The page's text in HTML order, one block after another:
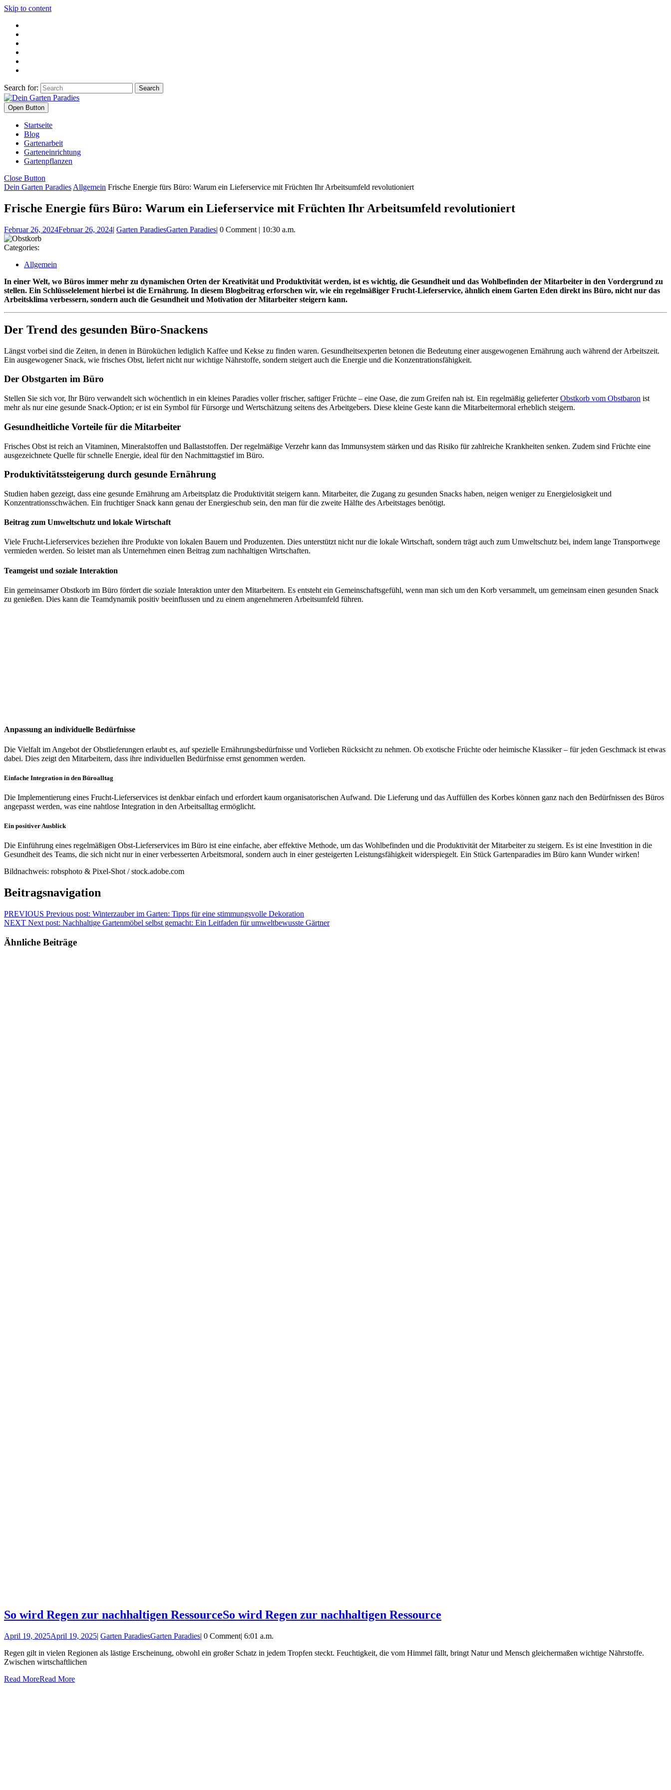
Skip to content
Search for:
Open Button
Startseite
Blog
Gartenarbeit
Garteneinrichtung
Gartenpflanzen
Close Button
Dein Garten Paradies Allgemein Frische Energie fürs Büro: Warum ein Lieferservice mit Früchten Ihr Arbeitsumfeld revolutioniert
Frische Energie fürs Büro: Warum ein Lieferservice mit Früchten Ihr Arbeitsumfeld revolutioniert
Februar 26, 2024Februar 26, 2024| Garten ParadiesGarten Paradies| 0 Comment | 10:30 a.m.
Categories:
Allgemein
In einer Welt, wo Büros immer mehr zu dynamischen Orten der Kreativität und Produktivität werden, ist es wichtig, die Gesundheit und das Wohlbefinden der Mitarbeiter in den Vordergrund zu
stellen. Ein Schlüsselelement hierbei ist die Ernährung. In diesem Blogbeitrag erforschen wir, wie ein regelmäßiger Frucht-Lieferservice, ähnlich einem Garten Eden direkt ins Büro, nicht nur das
Arbeitsklima verbessern, sondern auch die Gesundheit und Motivation der Mitarbeiter steigern kann.
Der Trend des gesunden Büro-Snackens
Längst vorbei sind die Zeiten, in denen in Büroküchen lediglich Kaffee und Kekse zu finden waren. Gesundheitsexperten betonen die Bedeutung einer ausgewogenen Ernährung auch während der Arbeitszeit.
Ein ausgewogener Snack, wie frisches Obst, liefert nicht nur wichtige Nährstoffe, sondern steigert auch die Energie und die Konzentrationsfähigkeit.
Der Obstgarten im Büro
Stellen Sie sich vor, Ihr Büro verwandelt sich wöchentlich in ein kleines Paradies voller frischer, saftiger Früchte – eine Oase, die zum Greifen nah ist. Ein regelmäßig gelieferterObstkorb vom Obstbaron ist
mehr als nur eine gesunde Snack-Option; er ist ein Symbol für Fürsorge und Wertschätzung seitens des Arbeitgebers. Diese kleine Geste kann die Mitarbeitermoral erheblich steigern.
Gesundheitliche Vorteile für die Mitarbeiter
Frisches Obst ist reich an Vitaminen, Mineralstoffen und Ballaststoffen. Der regelmäßige Verzehr kann das Immunsystem stärken und das Risiko für zahlreiche Krankheiten senken. Zudem sind Früchte eine
ausgezeichnete Quelle für schnelle Energie, ideal für den Nachmittagstief im Büro.
Produktivitätssteigerung durch gesunde Ernährung
Studien haben gezeigt, dass eine gesunde Ernährung am Arbeitsplatz die Produktivität steigern kann. Mitarbeiter, die Zugang zu gesunden Snacks haben, neigen weniger zu Energielosigkeit und
Konzentrationsschwächen. Ein fruchtiger Snack kann genau der Energieschub sein, den man für die zweite Hälfte des Arbeitstages benötigt.
Beitrag zum Umweltschutz und lokale Wirtschaft
Viele Frucht-Lieferservices beziehen ihre Produkte von lokalen Bauern und Produzenten. Dies unterstützt nicht nur die lokale Wirtschaft, sondern trägt auch zum Umweltschutz bei, indem lange Transportwege
vermieden werden. So leistet man als Unternehmen einen Beitrag zum nachhaltigen Wirtschaften.
Teamgeist und soziale Interaktion
Ein gemeinsamer Obstkorb im Büro fördert die soziale Interaktion unter den Mitarbeitern. Es entsteht ein Gemeinschaftsgefühl, wenn man sich um den Korb versammelt, um gemeinsam einen gesunden Snack
zu genießen. Dies kann die Teamdynamik positiv beeinflussen und zu einem angenehmeren Arbeitsumfeld führen.
Anpassung an individuelle Bedürfnisse
Die Vielfalt im Angebot der Obstlieferungen erlaubt es, auf spezielle Ernährungsbedürfnisse und Vorlieben Rücksicht zu nehmen. Ob exotische Früchte oder heimische Klassiker – für jeden Geschmack ist etwas
dabei. Dies zeigt den Mitarbeitern, dass ihre individuellen Bedürfnisse ernst genommen werden.
Einfache Integration in den Büroalltag
Die Implementierung eines Frucht-Lieferservices ist denkbar einfach und erfordert kaum organisatorischen Aufwand. Die Lieferung und das Auffüllen des Korbes können ganz nach den Bedürfnissen des Büros
angepasst werden, was eine nahtlose Integration in den Arbeitsalltag ermöglicht.
Ein positiver Ausblick
Die Einführung eines regelmäßigen Obst-Lieferservices im Büro ist eine einfache, aber effektive Methode, um das Wohlbefinden und die Produktivität der Mitarbeiter zu steigern. Es ist eine Investition in die
Gesundheit des Teams, die sich nicht nur in einer verbesserten Arbeitsmoral, sondern auch in einer gesteigerten Leistungsfähigkeit widerspiegelt. Ein Stück Gartenparadies im Büro kann Wunder wirken!
Bildnachweis: robsphoto & Pixel-Shot / stock.adobe.com
Beitragsnavigation
PREVIOUS Previous post: Winterzauber im Garten: Tipps für eine stimmungsvolle Dekoration
NEXT Next post: Nachhaltige Gartenmöbel selbst gemacht: Ein Leitfaden für umweltbewusste Gärtner
Ähnliche Beiträge
So wird Regen zur nachhaltigen RessourceSo wird Regen zur nachhaltigen Ressource
April 19, 2025April 19, 2025| Garten ParadiesGarten Paradies| 0 Comment| 6:01 a.m.
Regen gilt in vielen Regionen als lästige Erscheinung, obwohl ein großer Schatz in jedem Tropfen steckt. Feuchtigkeit, die vom Himmel fällt, bringt Natur und Mensch gleichermaßen wichtige Nährstoffe.
Zwischen wirtschaftlichen
Read MoreRead More